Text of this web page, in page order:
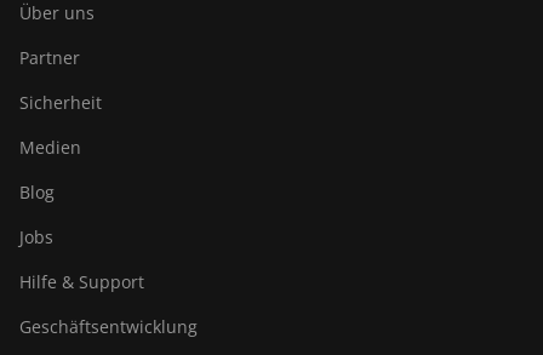
Über uns
Partner
Sicherheit
Medien
Blog
Jobs
Hilfe & Support
Geschäftsentwicklung